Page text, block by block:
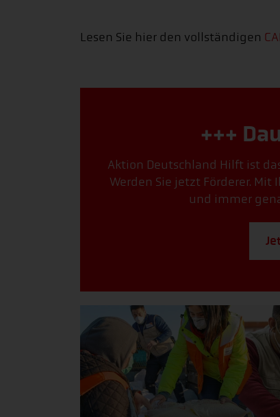
Lesen Sie hier den vollständigen
+++
Aktion Deutschland Hilft ist
Werden Sie jetzt Förderer. Mit
und immer